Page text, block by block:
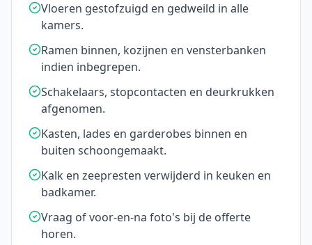
Vloeren gestofzuigd en gedweild in alle
kamers.
Ramen binnen, kozijnen en vensterbanken
indien inbegrepen.
Schakelaars, stopcontacten en deurkrukken
afgenomen.
Kasten, lades en garderobes binnen en
buiten schoongemaakt.
Kalk en zeepresten verwijderd in keuken en
badkamer.
Vraag of voor-en-na foto's bij de offerte
horen.